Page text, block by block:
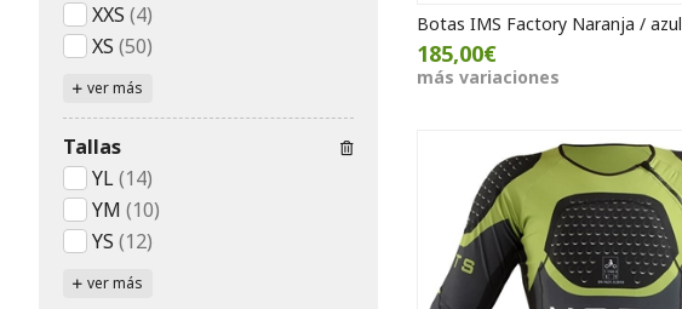
Botas IMS Factory Naranja / azul
185,00€
más variaciones
XXS (4)
XS (50)
ver más
Tallas
YL(14)
YM (10)
YS (12)
ver más